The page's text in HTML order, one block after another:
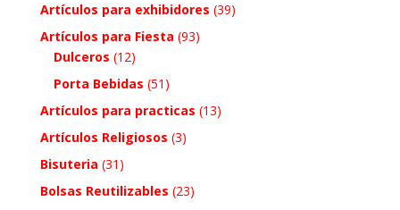
Artículos para exhibidores (39)
Artículos para Fiesta (93)
Dulceros (12)
Porta Bebidas (51)
Artículos para practicas (13)
Artículos Religiosos (3)
Bisuteria (31)
Bolsas Reutilizables (23)